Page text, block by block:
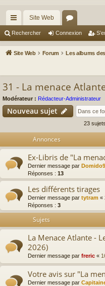
cc
ès
Site Web
or
u
Rechercher Connexion
Site Web Forum Les albums
31 - La menace
Modérateur : Rédacteur-Administrateur
Nouveau sujet
23
Annonces
Ex-Libris de "La
Dernier message par
Réponses : 13
Les différents tirages
Dernier message par tytram «
Réponses : 3
Sujets
La Menace Atlante -
2026)
Dernier message par freric «
Votre avis sur "La
Dernier message par